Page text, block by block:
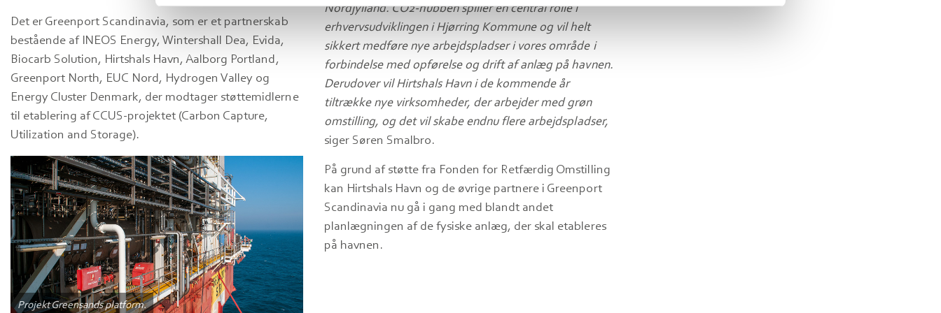
Det er Greenport Scandinavia, som er et partnerskab
bestående af INEOS Energy, Wintershall Dea, Evida,
Biocarb Solution, Hirtshals Havn, Aalborg Portland,
Greenport North, EUC Nord, Hydrogen Valley og
Energy Cluster Denmark, der modtager støttemidlerne
til etablering af CCUS-projektet (Carbon Capture,
Utilization and Storage).
Projekt Greensands platform.
Nordjylland. CO2-hubben spiller en central rolle i
erhvervsudviklingen i Hjørring Kommune og vil helt
sikkert medføre nye arbejdspladser i vores område i
forbindelse med opførelse og drift af anlæg på havnen.
Derudover vil Hirtshals Havn i de kommende år
tiltrække nye virksomheder, der arbejder med grøn
omstilling, og det vil skabe endnu flere arbejdspladser,
siger Søren Smalbro.
På grund af støtte fra Fonden for Retfærdig Omstilling
kan Hirtshals Havn og de øvrige partnere i Greenport
Scandinavia nu gå i gang med blandt andet
planlægningen af de fysiske anlæg, der skal etableres
på havnen.